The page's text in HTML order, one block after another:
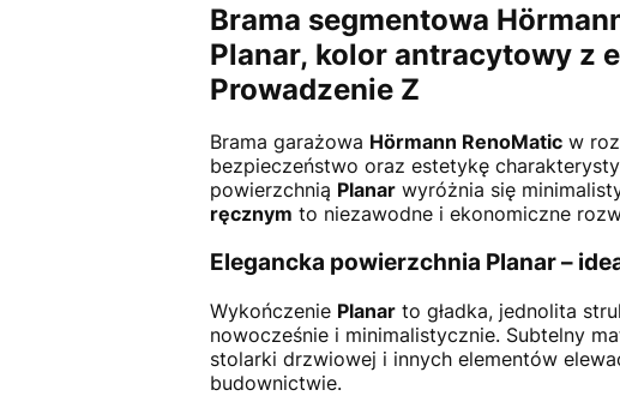
Brama segmentowa
Planar, kolor antracytowy z
Prowadzenie Z
Brama garażowa Hörmann RenoMaticw
bezpieczeństwo oraz estetykę
powierzchnią Planarwyróżnia się
ręcznym to niezawodne i ekonomiczne
Elegancka powierzchnia Planar –
Wykończenie Planarto gładka, jednolita
nowocześnie i minimalistycznie. Subtelny
stolarki drzwiowej i innych elementów
budownictwie.